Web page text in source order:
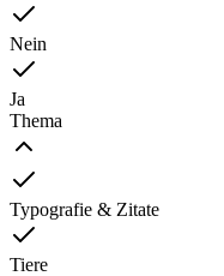
Nein
Ja
Thema
Typografie & Zitate
Tiere